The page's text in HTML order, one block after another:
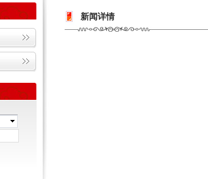
新闻详情